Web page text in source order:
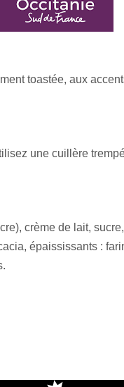
toastée, aux
une cuillère
crème de lait,
épaississants :